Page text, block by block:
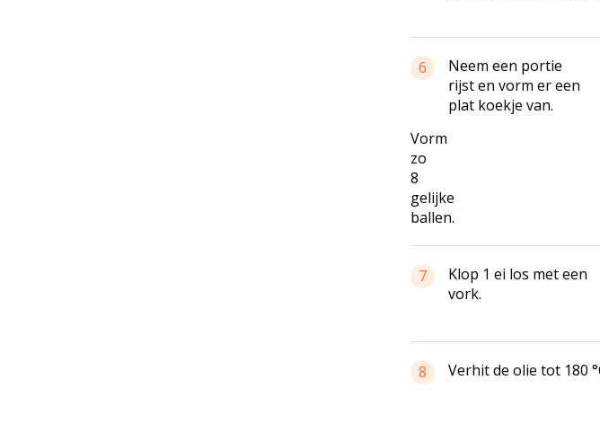
6
Neem een portie
rijst en vorm er een
plat koekje van.
Vorm
zo
8
gelijke
ballen.
7
Klop 1 ei los met een
vork.
8 Verhit de olie tot 180